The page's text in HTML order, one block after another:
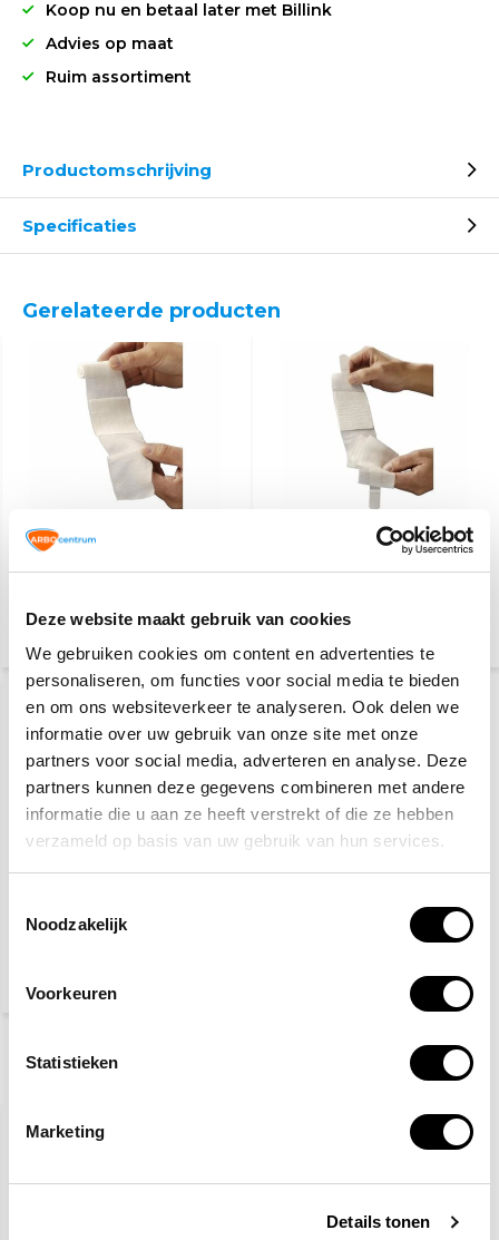
Deze website maakt gebruik van cookies
We gebruiken cookies om content en advertenties te
personaliseren, om functies voor social media te bieden
en om ons websiteverkeer te analyseren. Ook delen we
informatie over uw gebruik van onze site met onze
partners voor social media, adverteren en analyse. Deze
partners kunnen deze gegevens combineren met andere
informatie die u aan ze heeft verstrekt of die ze hebben
verzameld op basis van uw gebruik van hun services.
Noodzakelijk
Voorkeuren
Statistieken
Marketing
Details tonen
Koop nu en betaal later met Billink
Advies op maat
Ruim assortiment
Productomschrijving
Specificaties
Gerelateerde producten
Snelverband gerold 50
stuks
13,30
Wondsnelverband 6cm
x 8cm - 10 stuks
5,10
Traumazwachtel 10 x 18
(13,30 Incl. btw)
KIES EEN SOORT